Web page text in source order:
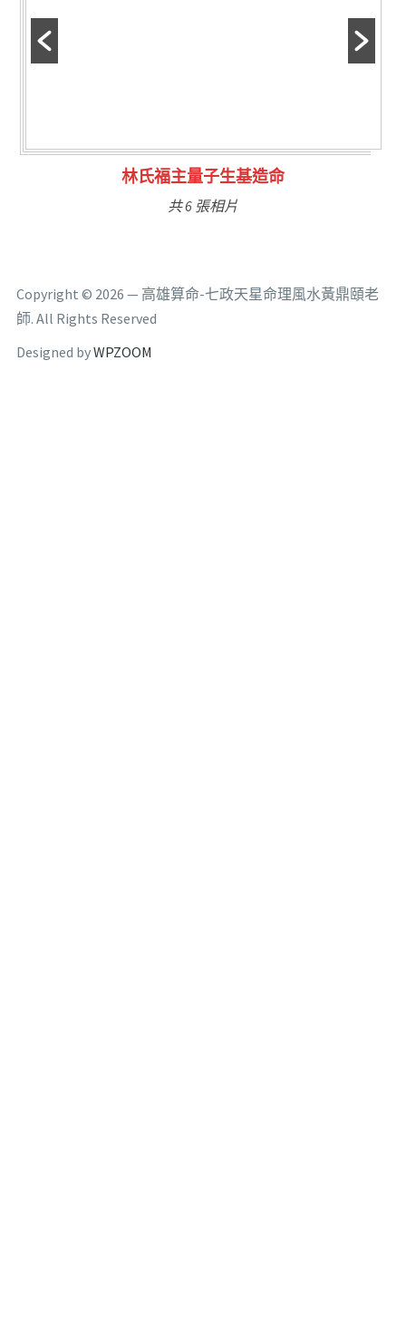
林氏福主量子生基造命
共 6 張相片
Copyright © 2026 — 高雄算命-七政天星命理風水黃鼎頤老
師. All Rights Reserved
Designed byWPZOOM